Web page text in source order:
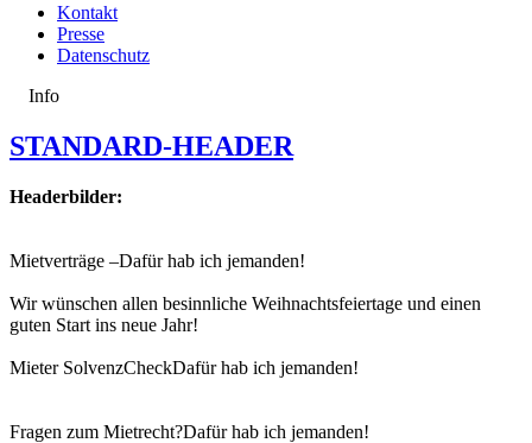
Kontakt
Presse
Datenschutz
Info
STANDARD-HEADER
Headerbilder:
Mietverträge –Dafür hab ich jemanden!
Wir wünschen allen besinnliche Weihnachtsfeiertage und einen
guten Start ins neue Jahr!
Mieter SolvenzCheckDafür hab ich jemanden!
Fragen zum Mietrecht?Dafür hab ich jemanden!